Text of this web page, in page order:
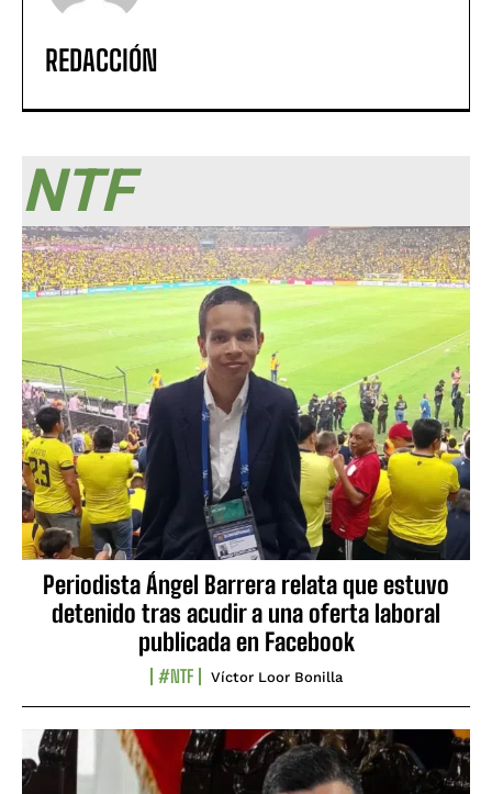
REDACCIÓN
NTF
Periodista Ángel Barrera relata que estuvo
detenido tras acudir a una oferta laboral
publicada en Facebook
#NTF Víctor Loor Bonilla